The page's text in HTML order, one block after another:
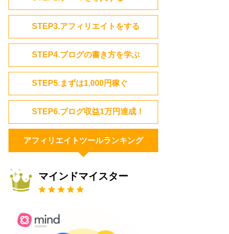
STEP3.アフィリエイトをする
STEP4.ブログの書き方を学ぶ
STEP5.まずは1,000円稼ぐ
STEP6.ブログ収益1万円達成！
アフィリエイトツールランキング
マインドマイスター